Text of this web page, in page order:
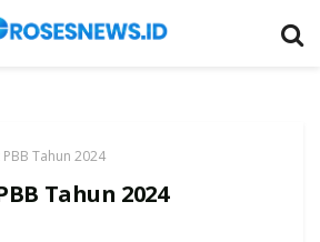
Tahun 2024
Tahun 2024